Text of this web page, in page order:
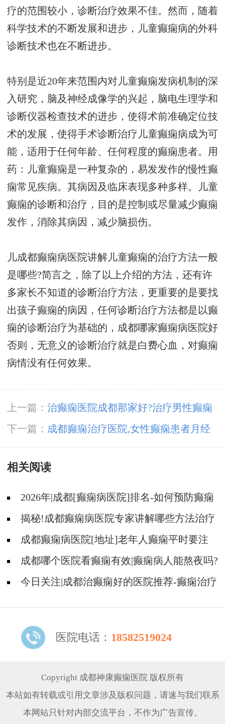
疗的范围较小，诊断治疗效果不佳。然而，随着
科学技术的不断发展和进步，儿童癫痫病的外科
诊断技术也在不断进步。
特别是近20年来范围内对儿童癫痫发病机制的深
入研究，脑及神经成像学的兴起，脑电生理学和
诊断仪器检查技术的进步，使得术前准确定位技
术的发展，使得手术诊断治疗儿童癫痫病成为可
能，适用于任何年龄、任何程度的癫痫患者。用
药：儿童癫痫是一种复杂的，易发发作的慢性癫
痫常见疾病。其病因及临床表现多种多样。儿童
癫痫的诊断和治疗，目的是控制或尽量减少癫痫
发作，消除其病因，减少脑损伤。
儿成都癫痫病医院讲解儿童癫痫的治疗方法一般
是哪些?简言之，除了以上介绍的方法，还有许
多家长不知道的诊断治疗方法，更重要的是要找
出孩子癫痫的病因，任何诊断治疗方法都是以癫
痫的诊断治疗为基础的， 成都哪家癫痫病医院好
否则，无意义的诊断治疗就是白费心血，对癫痫
病情没有任何效果。
上一篇： 治癫痫医院成都那家好?治疗男性癫痫
病的办法是什么?
下一篇： 成都癫痫治疗医院,女性癫痫患者月经
期怎么办?
相关阅读
2026年|成都[癫痫病医院]排名-如何预防癫痫
治疗走入误区?
揭秘!成都癫痫病医院专家讲解哪些方法治疗
癫痫好?
成都癫痫病医院[地址]老年人癫痫平时要注
意什么?
成都哪个医院看癫痫有效|癫痫病人能熬夜吗?
今日关注|成都治癫痫好的医院推荐-癫痫治疗
医院电话： 18582519024
Copyright 成都神康癫痫医院 版权所有
本站如有转载或引用文章涉及版权问题，请速与我们联系
本网站只针对内部交流平台，不作为广告宣传。